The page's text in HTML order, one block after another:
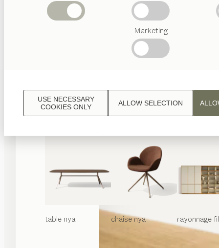
Marketing
USE NECESSARY
COOKIES ONLY
ALLOW SELECTION
Cuisines
Rayonnages
Lits
de
luxe
TEAM
7
table nya chaisenya rayonnage
REVENDEUR